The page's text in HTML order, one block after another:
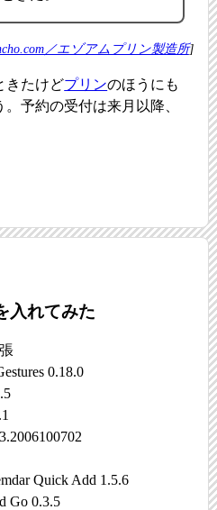
／エゾアムプリン製造所]
きたけどプリンのほうにも
予約の受付は来月以降、
入れてみた
0.18.0
Quick Add 1.5.6
Go 0.3.5